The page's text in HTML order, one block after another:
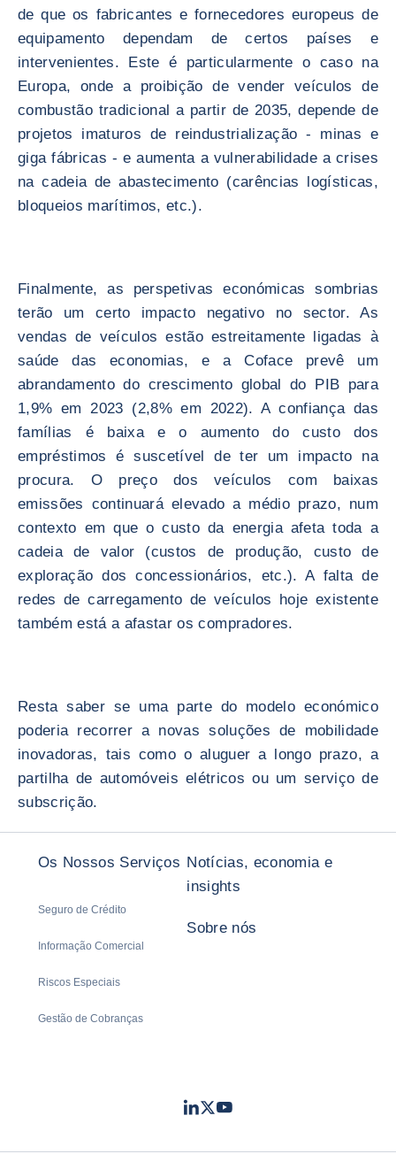
de que os fabricantes e fornecedores europeus de
equipamento dependam de certos países e
intervenientes. Este é particularmente o caso na
Europa, onde a proibição de vender veículos de
combustão tradicional a partir de 2035, depende de
projetos imaturos de reindustrialização - minas e
giga fábricas - e aumenta a vulnerabilidade a crises
na cadeia de abastecimento (carências logísticas,
bloqueios marítimos, etc.).
Finalmente, as perspetivas económicas sombrias
terão um certo impacto negativo no sector. As
vendas de veículos estão estreitamente ligadas à
saúde das economias, e a Coface prevê um
abrandamento do crescimento global do PIB para
1,9% em 2023 (2,8% em 2022). A confiança das
famílias é baixa e o aumento do custo dos
empréstimos é suscetível de ter um impacto na
procura. O preço dos veículos com baixas
emissões continuará elevado a médio prazo, num
contexto em que o custo da energia afeta toda a
cadeia de valor (custos de produção, custo de
exploração dos concessionários, etc.). A falta de
redes de carregamento de veículos hoje existente
também está a afastar os compradores.
Resta saber se uma parte do modelo económico
poderia recorrer a novas soluções de mobilidade
inovadoras, tais como o aluguer a longo prazo, a
partilha de automóveis elétricos ou um serviço de
subscrição.
Os Nossos Serviços
Seguro de Crédito
Informação Comercial
Riscos Especiais
Gestão de Cobranças
Notícias, economia e
insights
Sobre nós
LinkedIn
TwitterYoutube